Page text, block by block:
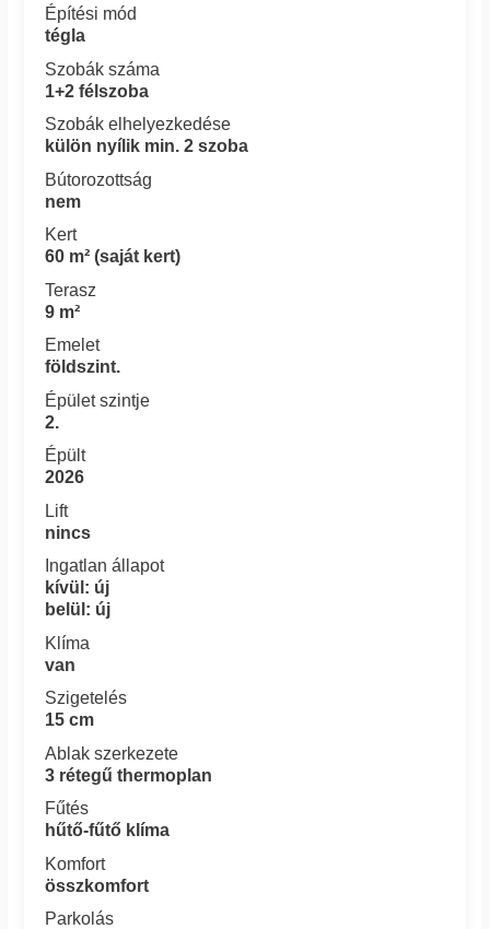
Építési mód
tégla
Szobák száma
1+2 félszoba
Szobák elhelyezkedése
külön nyílik min. 2 szoba
Bútorozottság
nem
Kert
60 m² (saját kert)
Terasz
9 m²
Emelet
földszint.
Épület szintje
2.
Épült
2026
Lift
nincs
Ingatlan állapot
kívül: új
belül: új
Klíma
van
Szigetelés
15 cm
Ablak szerkezete
3 rétegű thermoplan
Fűtés
hűtő-fűtő klíma
Komfort
összkomfort
Parkolás